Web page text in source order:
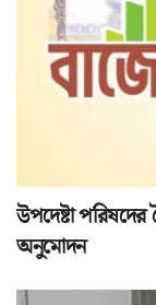
উপদেষ্টা
অনুমোদন